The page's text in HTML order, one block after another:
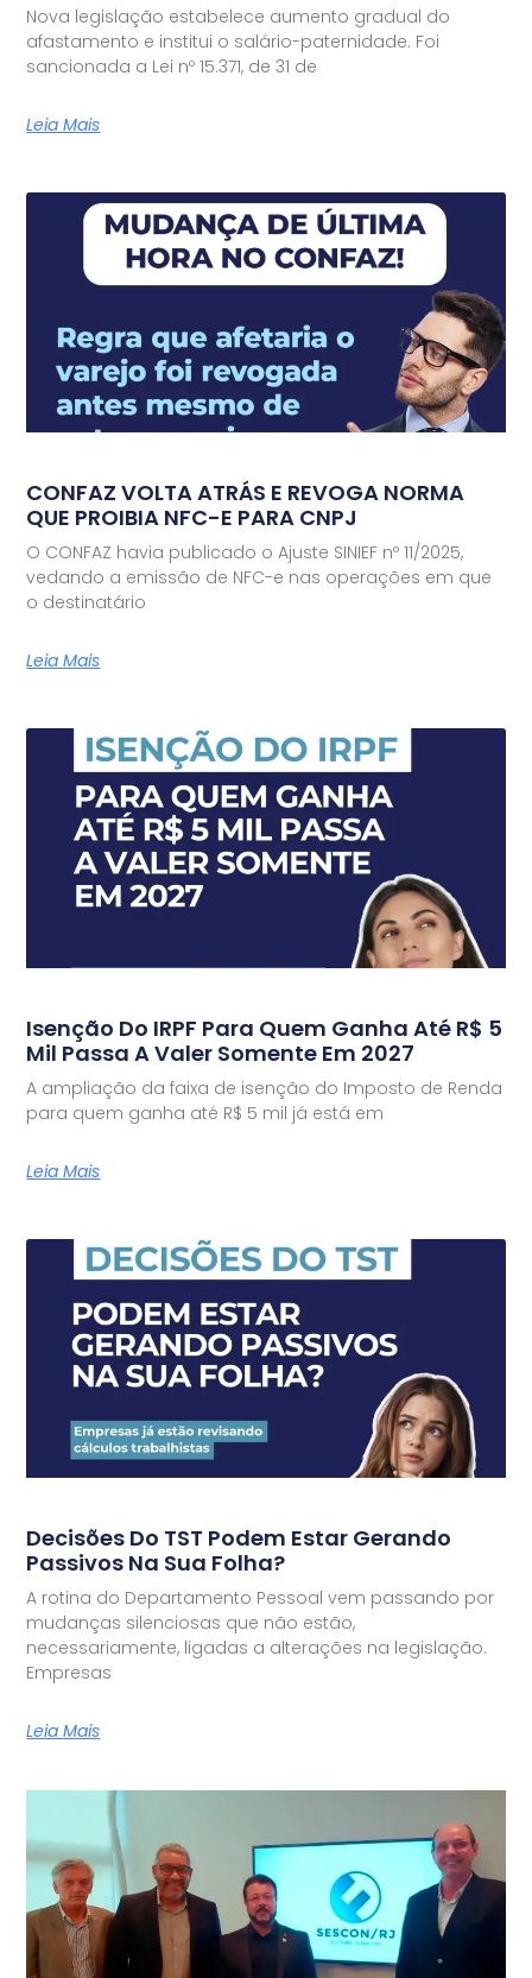
Nova legislação estabelece aumento gradual do
afastamento e institui o salário-paternidade. Foi
sancionada a Lei nº 15.371, de 31 de
Leia Mais
CONFAZ VOLTA ATRÁS E REVOGA NORMA
QUE PROIBIA NFC-E PARA CNPJ
O CONFAZ havia publicado o Ajuste SINIEF nº 11/2025,
vedando a emissão de NFC-e nas operações em que
o destinatário
Leia Mais
Isenção Do IRPF Para Quem Ganha Até R$ 5
Mil Passa A Valer Somente Em 2027
A ampliação da faixa de isenção do Imposto de Renda
para quem ganha até R$ 5 mil já está em
Leia Mais
Decisões Do TST Podem Estar Gerando
Passivos Na Sua Folha?
A rotina do Departamento Pessoal vem passando por
mudanças silenciosas que não estão,
necessariamente, ligadas a alterações na legislação.
Empresas
Leia Mais